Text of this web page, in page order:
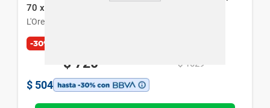
70 x 200 ml
L'Oreal París
-30%
$ 720 $ 1029
$ 504